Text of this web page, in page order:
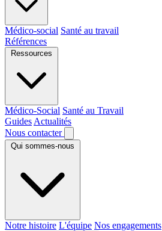
Médico-social Santé au travail
Références
Ressources
Médico-Social Santé au Travail
Guides Actualités
Nous contacter
Qui sommes-nous
Notre histoire L'équipe Nos engagements